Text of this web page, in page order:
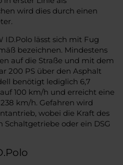
wird dies durch einen
ID.Polo lässt sich mit Fug
bezeichnen. Mindestens
auf die Straße und mit dem
200 PS über den Asphalt
benötigt lediglich 6,7
100 km/h und erreicht eine
km/h. Gefahren wird
wobei die Kraft des
Schaltgetriebe oder ein DSG